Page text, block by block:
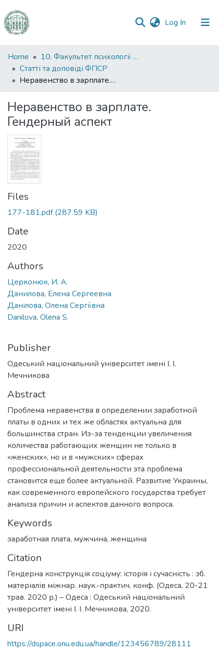
Log In (current)
Communities
&
Collections
Statistics
Home
10. Факультет психології та соціальної роботи
Статті та доповіді ФПСР
Неравенство в зарплате. Гендерный аспект
Неравенство в зарплате.
Гендерный аспект
Files
177-181.pdf(287.59 KB)
Date
2020
Authors
Церконюк, И. А.
Данилова, Елена Сергеевна
Данілова, Олена Сергіївна
Danilova, Olena S.
Publisher
Одеський національний університет імені І. І.
Мечникова
Abstract
Проблема неравенства в определении заработной
платы в одних и тех же областях актуальна для
большинства стран. Из-за тенденции увеличения
количества работающих женщин не только в
«женских», но и в «мужских» сферах
профессиональной деятельности эта проблема
становится еще более актуальной. Развитие Украины,
как современного европейского государства требует
анализа причин и аспектов данного вопроса.
Keywords
заработная плата, мужчина, женщина
Citation
Гендерна конструкція соціуму: історія і сучасність : зб.
матеріалів міжнар. наук.-практич. конф. (Одеса, 20-21
трав. 2020 р.) – Одеса : Одеський національний
університет імені І. І. Мечникова, 2020.
URI
https://dspace.onu.edu.ua/handle/123456789/28111